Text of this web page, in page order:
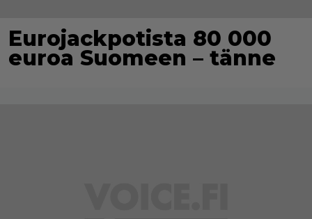
Eurojackpotista 80 000
euroa Suomeen – tänne